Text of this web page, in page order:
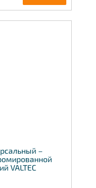
–
VALTEC